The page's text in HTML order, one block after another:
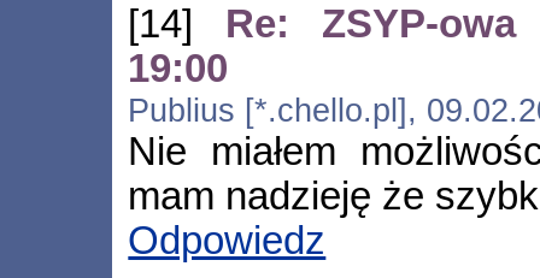
[14] Re: ZSYP-
19:00
Publius [*.chello.pl],
Nie miałem
mam nadzieję że
Odpowiedz